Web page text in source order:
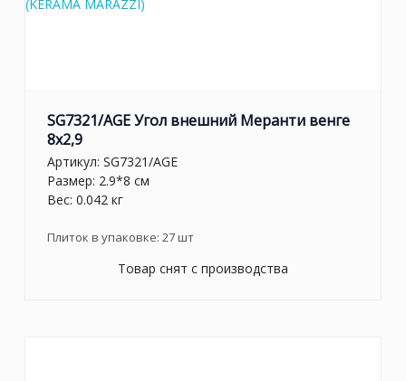
SG7321/AGE Угол внешний Меранти венге
8x2,9
Артикул: SG7321/AGE
Размер: 2.9*8 см
Вес: 0.042 кг
Плиток в упаковке: 27шт
Товар снят с производства